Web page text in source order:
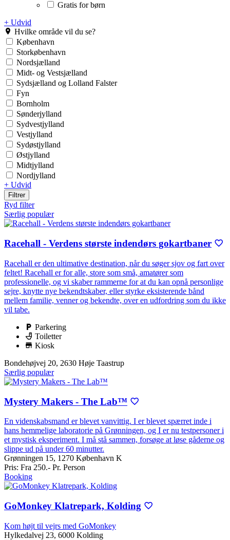
Gratis for børn
+ Udvid
Hvilke område vil du se?
København
Storkøbenhavn
Nordsjælland
Midt- og Vestsjælland
Sydsjælland og Lolland Falster
Fyn
Bornholm
Sønderjylland
Sydvestjylland
Vestjylland
Sydøstjylland
Østjylland
Midtjylland
Nordjylland
+ Udvid
Filtrer
Ryd filter
Særlig populær
Racehall - Verdens største indendørs gokartbaner
Racehall er den ultimative destination, når du søger sjov og fart over
feltet! Racehall er for alle, store som små, amatører som
professionelle, og vi skaber rammerne for at du kan opnå personlige
sejre, knytte nye bekendtskaber, eller styrke eksisterende bånd
mellem familie, venner og bekendte, over en udfordring som du ikke
vil tabe.
Parkering
Toiletter
Kiosk
Bondehøjvej 20, 2630 Høje Taastrup
Særlig populær
Mystery Makers - The Lab™
En videnskabsmand er blevet vanvittig. I er blevet spærret inde i
hans hemmelige laboratorie på Grønningen, og I er nu testpersoner i
et mystisk eksperiment. I må stå sammen, forsøge at løse gåderne og
slippe ud på under 60 minutter.
Grønningen 15, 1270 København K
Pris: Fra 250.- Pr. Person
Booking
GoMonkey Klatrepark, Kolding
Kom højt til vejrs med GoMonkey
Hylkedalvej 23, 6000 Kolding